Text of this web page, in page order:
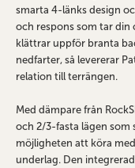
smarta 4-länks design
och respons som tar din
klättrar uppför branta
nedfarter, så levererar
relation till terrängen.
Med dämpare från
och 2/3-fasta lägen som
möjligheten att köra
underlag. Den